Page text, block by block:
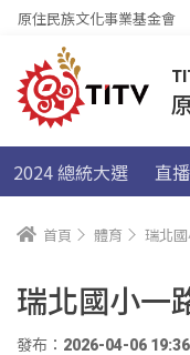
原住民族文化事業基金會
2024 總統大選 直播
首頁 體育 瑞北
瑞北國小一
發布：2026-04-06 19:36